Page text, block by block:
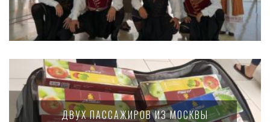
ДВУХ ПАССАЖИРОВ ИЗ МОСКВЫ